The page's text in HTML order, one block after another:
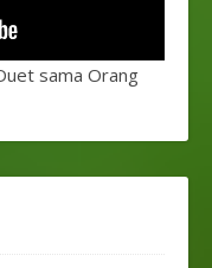
sama Orang